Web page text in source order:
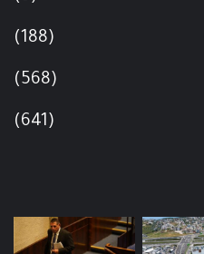
(188)
(568)
(641)